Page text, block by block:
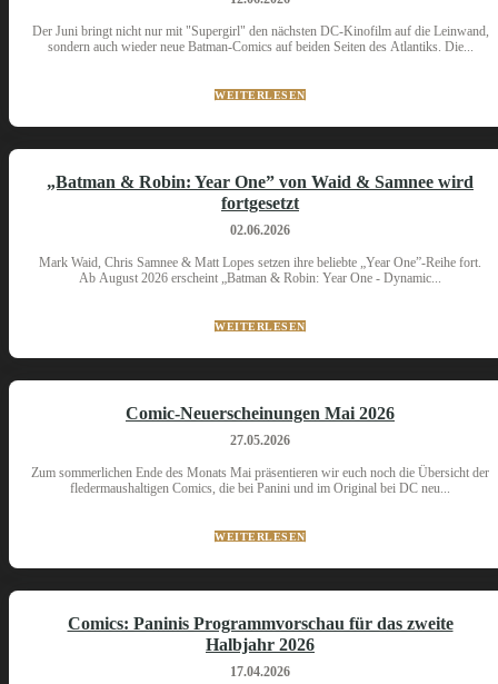
Der Juni bringt nicht nur mit "Supergirl" den nächsten DC-Kinofilm auf die Leinwand,
sondern auch wieder neue Batman-Comics auf beiden Seiten des Atlantiks. Die...
WEITERLESEN
„Batman & Robin: Year One” von Waid & Samnee wird
fortgesetzt
02.06.2026
Mark Waid, Chris Samnee & Matt Lopes setzen ihre beliebte „Year One”-Reihe fort.
Ab August 2026 erscheint „Batman & Robin: Year One - Dynamic...
WEITERLESEN
Comic-Neuerscheinungen Mai 2026
27.05.2026
Zum sommerlichen Ende des Monats Mai präsentieren wir euch noch die Übersicht der
fledermaushaltigen Comics, die bei Panini und im Original bei DC neu...
WEITERLESEN
Comics: Paninis Programmvorschau für das zweite
Halbjahr 2026
17.04.2026